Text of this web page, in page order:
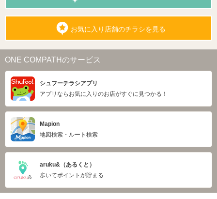
お気に入り店舗のチラシを見る
ONE COMPATHのサービス
シュフーチラシアプリ
アプリならお気に入りのお店がすぐに見つかる！
Mapion
地図検索・ルート検索
aruku&（あるくと）
歩いてポイントが貯まる